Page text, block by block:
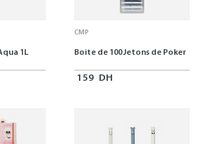
1L
CMP
Boite de 100 Jetons de Poker
159 DH